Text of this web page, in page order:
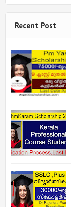
Recent Post